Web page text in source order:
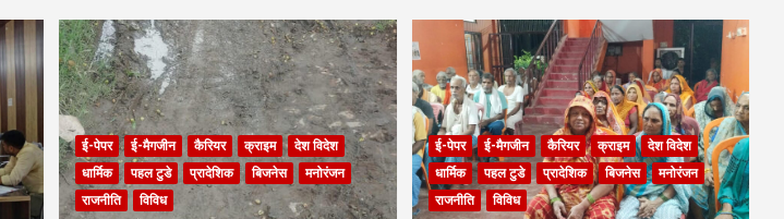
ई-पेपर ई-मैगजीन कैरियर क्राइम
देश विदेश
धार्मिक
पहल टुडे प्रादेशिक बिजनेस
मनोरंजन
राजनीति
विविध
ई-पेपर ई-मैगजीन कैरियर क्राइम
देश विदेश
धार्मिक
पहल टुडे प्रादेशिक बिजनेस
मनोरंजन
राजनीति
विविध